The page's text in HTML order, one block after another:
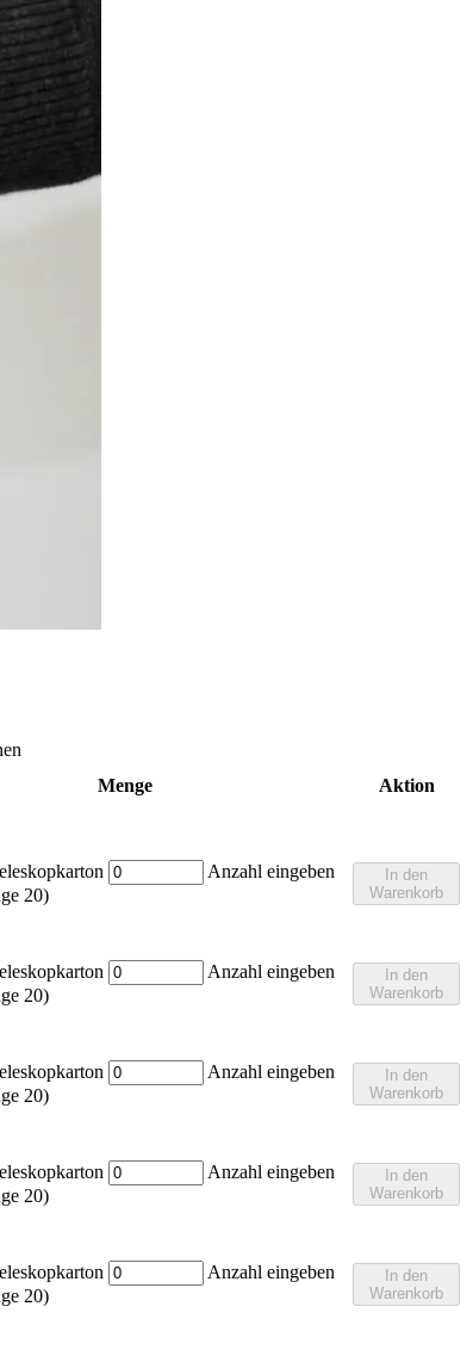
Menge
Aktion
Anzahl eingeben
20)
In den
Warenkorb
Anzahl eingeben
20)
In den
Warenkorb
Anzahl eingeben
20)
In den
Warenkorb
Anzahl eingeben
20)
In den
Warenkorb
Anzahl eingeben
20)
In den
Warenkorb